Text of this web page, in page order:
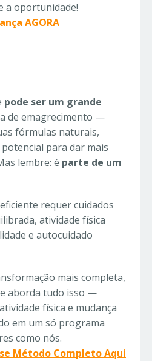
a oportunidade!
AGORA
pode ser um grande
de emagrecimento —
fórmulas naturais,
para dar mais
lembre: é parte de um
requer cuidados
atividade física
e autocuidado
mais completa,
aborda tudo isso —
física e mudança
em um só programa
como nós.
Método Completo Aqui